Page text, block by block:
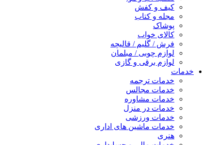
کیف و کفش
مجله و کتاب
پوشاک
کالای خواب
فرش / گلیم / قالیچه
لوازم چوبی / مبلمان
لوازم برقی و گازی
خدمات
خدمات ترجمه
خدمات مجالس
خدمات مشاوره
خدمات در منزل
خدمات ورزشی
خدمات ماشین های اداری
هنری